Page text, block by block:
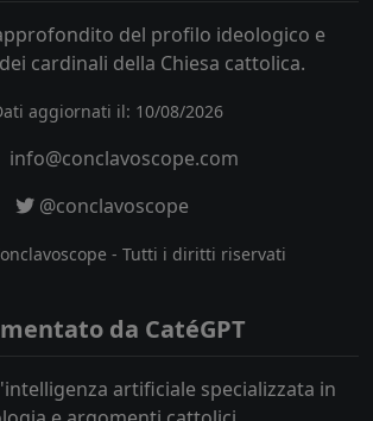
del profilo ideologico e
cardinali della Chiesa cattolica.
aggiornati il: 10/08/2026
info@conclavoscope.com
@conclavoscope
- Tutti i diritti riservati
da CatéGPT
artificiale specializzata in